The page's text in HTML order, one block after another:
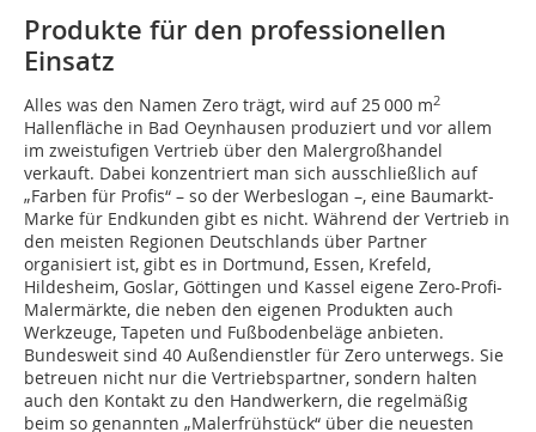
Produkte für den professionellen
Einsatz
Alles was den Namen Zero trägt, wird auf 25 000 m2
Hallenfläche in Bad Oeynhausen produziert und vor allem
im zweistufigen Vertrieb über den Malergroßhandel
verkauft. Dabei konzentriert man sich ausschließlich auf
„Farben für Profis“ – so der Werbeslogan –, eine Baumarkt-
Marke für Endkunden gibt es nicht. Während der Vertrieb in
den meisten Regionen Deutschlands über Partner
organisiert ist, gibt es in Dortmund, Essen, Krefeld,
Hildesheim, Goslar, Göttingen und Kassel eigene Zero-Profi-
Malermärkte, die neben den eigenen Produkten auch
Werkzeuge, Tapeten und Fußbodenbeläge anbieten.
Bundesweit sind 40 Außendienstler für Zero unterwegs. Sie
betreuen nicht nur die Vertriebspartner, sondern halten
auch den Kontakt zu den Handwerkern, die regelmäßig
beim so genannten „Malerfrühstück“ über die neuesten